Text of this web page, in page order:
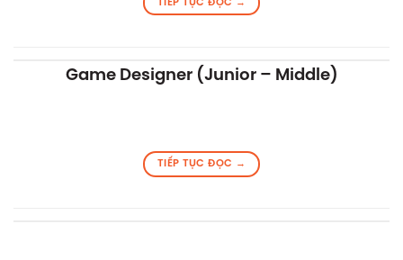
TIẾP TỤC ĐỌC →
Game Designer (Junior – Middle)
TIẾP TỤC ĐỌC →